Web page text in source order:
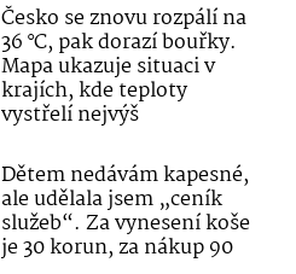
Česko se znovu rozpálí na
36 °C, pak dorazí bouřky.
Mapa ukazuje situaci v
krajích, kde teploty
vystřelí nejvýš
Dětem nedávám kapesné,
ale udělala jsem „ceník
služeb“. Za vynesení koše
je 30 korun, za nákup 90